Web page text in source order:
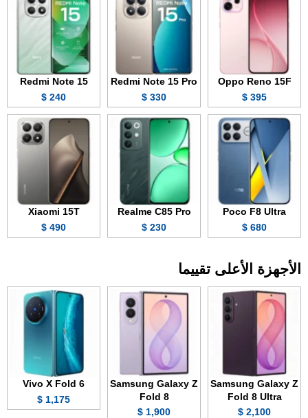
Oppo Reno 15F
395 $
Redmi Note 15 Pro
330 $
Redmi Note 15
240 $
Poco F8 Ultra
680 $
Realme C85 Pro
230 $
Xiaomi 15T
490 $
الأجهزة الأعلى تقييما
Samsung Galaxy Z
Fold 8 Ultra
2,100 $
Samsung Galaxy Z
Fold 8
1,900 $
Vivo X Fold 6
1,175 $